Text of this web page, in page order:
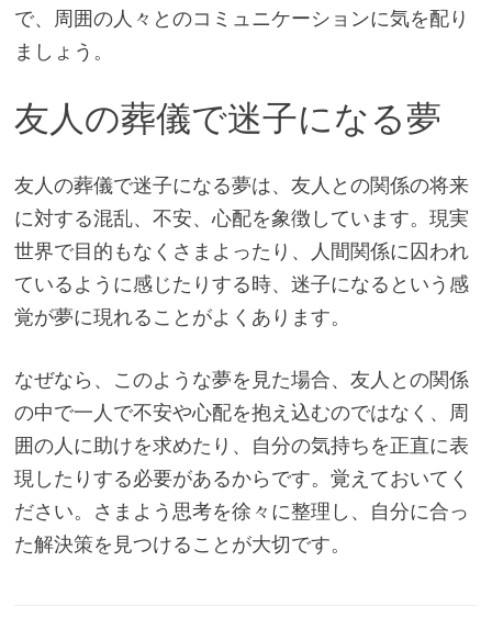
で、周囲の人々とのコミュニケーションに気を配り
ましょう。
友人の葬儀で迷子になる夢
友人の葬儀で迷子になる夢は、友人との関係の将来
に対する混乱、不安、心配を象徴しています。現実
世界で目的もなくさまよったり、人間関係に囚われ
ているように感じたりする時、迷子になるという感
覚が夢に現れることがよくあります。
なぜなら、このような夢を見た場合、友人との関係
の中で一人で不安や心配を抱え込むのではなく、周
囲の人に助けを求めたり、自分の気持ちを正直に表
現したりする必要があるからです。覚えておいてく
ださい。さまよう思考を徐々に整理し、自分に合っ
た解決策を見つけることが大切です。